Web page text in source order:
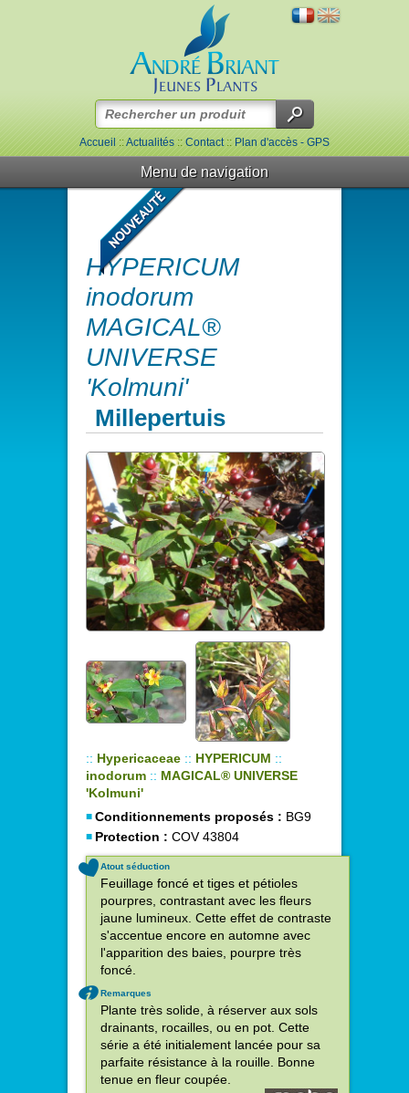
Accueil::Actualités::Contact::Plan d'accès - GPS
Menu de navigation
HYPERICUM
inodorum
MAGICAL®
UNIVERSE
'Kolmuni'
Millepertuis
:: Hypericaceae :: HYPERICUM ::
inodorum :: MAGICAL® UNIVERSE
'Kolmuni'
Conditionnements proposés : BG9
Protection : COV 43804
Atout séduction
Feuillage foncé et tiges et pétioles
pourpres, contrastant avec les fleurs
jaune lumineux. Cette effet de contraste
s'accentue encore en automne avec
l'apparition des baies, pourpre très
foncé.
Remarques
Plante très solide, à réserver aux sols
drainants, rocailles, ou en pot. Cette
série a été initialement lancée pour sa
parfaite résistance à la rouille. Bonne
tenue en fleur coupée.